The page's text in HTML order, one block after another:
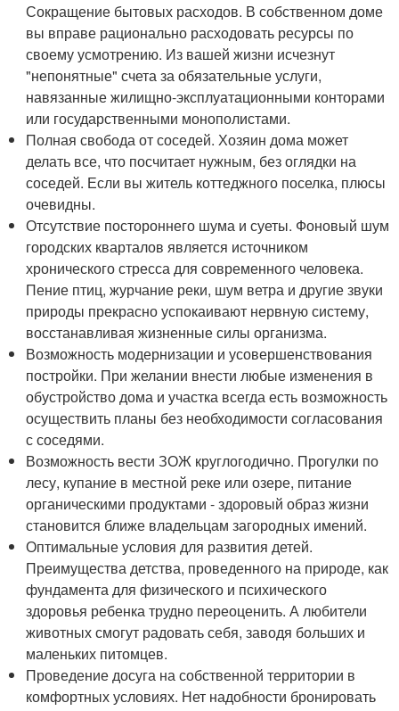
Сокращение бытовых расходов. В собственном доме
вы вправе рационально расходовать ресурсы по
своему усмотрению. Из вашей жизни исчезнут
"непонятные" счета за обязательные услуги,
навязанные жилищно-эксплуатационными конторами
или государственными монополистами.
Полная свобода от соседей. Хозяин дома может
делать все, что посчитает нужным, без оглядки на
соседей. Если вы житель коттеджного поселка, плюсы
очевидны.
Отсутствие постороннего шума и суеты. Фоновый шум
городских кварталов является источником
хронического стресса для современного человека.
Пение птиц, журчание реки, шум ветра и другие звуки
природы прекрасно успокаивают нервную систему,
восстанавливая жизненные силы организма.
Возможность модернизации и усовершенствования
постройки. При желании внести любые изменения в
обустройство дома и участка всегда есть возможность
осуществить планы без необходимости согласования
с соседями.
Возможность вести ЗОЖ круглогодично. Прогулки по
лесу, купание в местной реке или озере, питание
органическими продуктами - здоровый образ жизни
становится ближе владельцам загородных имений.
Оптимальные условия для развития детей.
Преимущества детства, проведенного на природе, как
фундамента для физического и психического
здоровья ребенка трудно переоценить. А любители
животных смогут радовать себя, заводя больших и
маленьких питомцев.
Проведение досуга на собственной территории в
комфортных условиях. Нет надобности бронировать